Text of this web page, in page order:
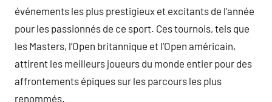
événements les plus prestigieux et excitants de l’année
pour les passionnés de ce sport. Ces tournois, tels que
les Masters, l’Open britannique et l’Open américain,
attirent les meilleurs joueurs du monde entier pour des
affrontements épiques sur les parcours les plus
renommés.